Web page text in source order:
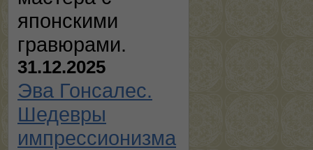
японскими
гравюрами.
31.12.2025
Эва Гонсалес.
Шедевры
импрессионизма